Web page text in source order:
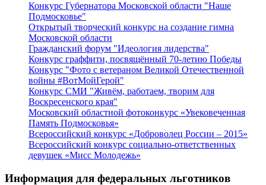
Конкурс Губернатора Московской области "Наше
Подмосковье"
Открытый творческий конкурс на создание гимна
Московской области
Гражданский форум "Идеология лидерства"
Конкурс граффити, посвящённый 70-летию Победы
Конкурс "Фото с ветераном Великой Отечественной
войны #ВотМойГерой"
Конкурс СМИ "Живём, работаем, творим для
Воскресенского края"
Московский областной фотоконкурс «Увековеченная
Память Подмосковья»
Всероссийский конкурс «Доброволец России – 2015»
Всероссийский конкурс социально-ответственных
девушек «Мисс Молодежь»
Информация для федеральных льготников